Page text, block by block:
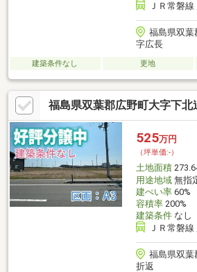
ＪＲ常磐
福島県双葉
字広長
建築条件なし 更地
福島県双葉郡広野町大字下北
525万円
（坪単価:-）
土地面積
用途地域無指
建ぺい率60%
容積率200%
建築条件なし
ＪＲ常磐
福島県双葉
折返